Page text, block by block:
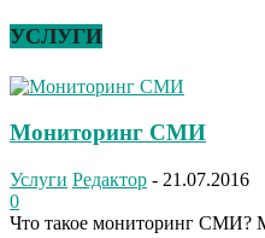
УСЛУГИ
Мониторинг СМИ
Услуги Редактор - 21.07.2016
0
Что такое мониторинг